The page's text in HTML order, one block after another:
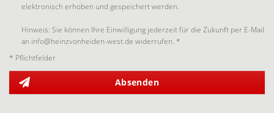
elektronisch erhoben und gespeichert werden.
Hinweis: Sie können Ihre Einwilligung jederzeit für die Zukunft per E-Mail
an info@heinzvonheiden-west.de widerrufen. *
* Pflichtfelder
Absenden